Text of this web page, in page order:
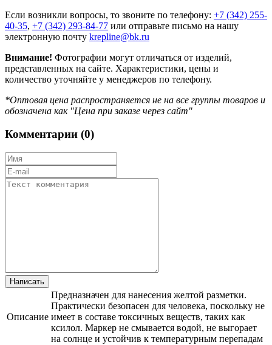
Если возникли вопросы, то звоните по телефону: +7 (342) 255-
40-35, +7 (342) 293-84-77 или отправьте письмо на нашу
электронную почту krepline@bk.ru
Внимание! Фотографии могут отличаться от изделий,
представленных на сайте. Характеристики, цены и
количество уточняйте у менеджеров по телефону.
*Оптовая цена распространяется не на все группы товаров и
обозначена как "Цена при заказе через сайт"
Комментарии (0)
Описание
Предназначен для нанесения желтой разметки.
Практичеcки безопасен для человека, поскольку не
имеет в составе токсичных веществ, таких как
ксилол. Маркер не смывается водой, не выгорает
на солнце и устойчив к температурным перепадам